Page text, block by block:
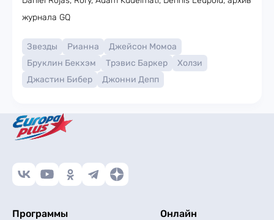
журнала GQ
Звезды Рианна
Джейсон Момоа
Бруклин Бекхэм
Трэвис Баркер
Холзи
Джастин Бибер
Джонни Депп
Программы Онлайн